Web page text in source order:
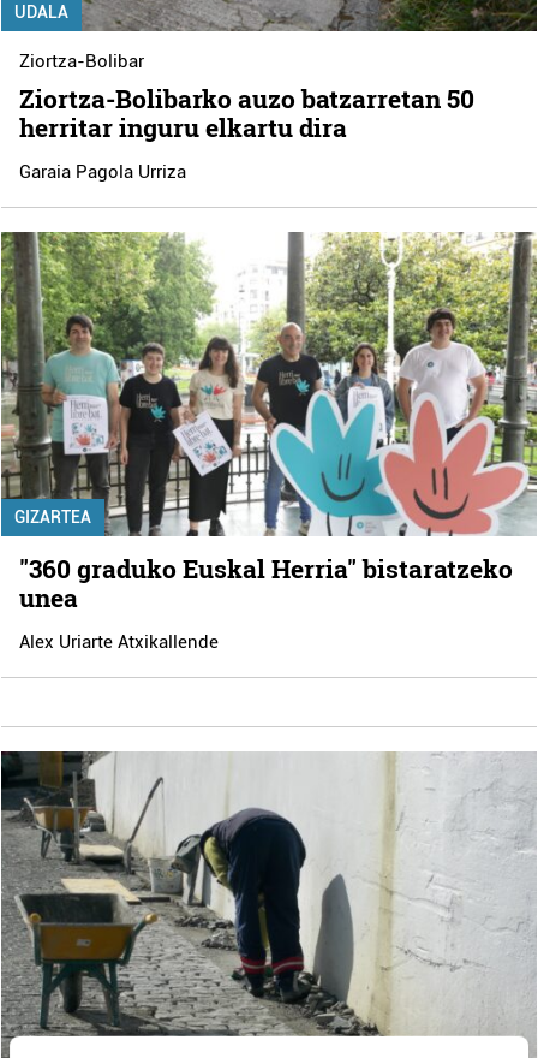
UDALA
Ziortza-Bolibar
Ziortza-Bolibarko auzo batzarretan 50
herritar inguru elkartu dira
Garaia Pagola Urriza
GIZARTEA
"360 graduko Euskal Herria" bistaratzeko
unea
Alex Uriarte Atxikallende